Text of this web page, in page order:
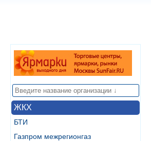
ЖКХ
БТИ
Газпром межрегионгаз